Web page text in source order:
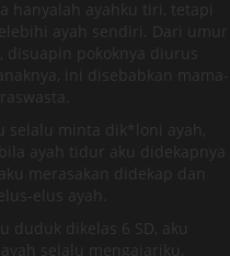
hanyalah ayahku tiri, tetapi
ayah sendiri. Dari umur
pokoknya diurus
ini disebabkan mama-
selalu minta dik*loni ayah,
ayah tidur aku didekapnya
merasakan didekap dan
elus ayah.
dikelas 6 SD, aku
selalu mengajariku,